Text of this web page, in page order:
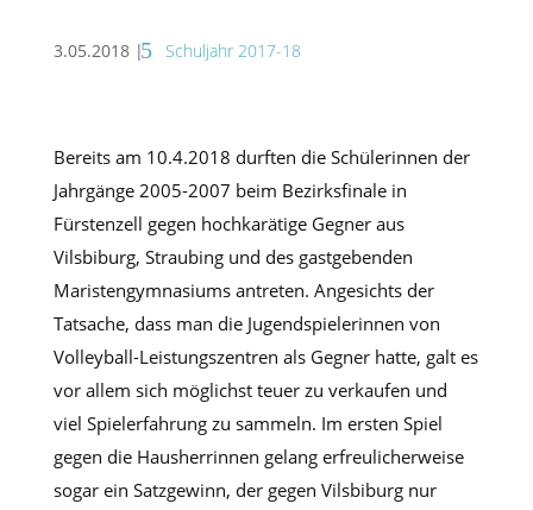
3.05.2018| Schuljahr 2017-18
Bereits am 10.4.2018 durften die Schülerinnen der
Jahrgänge 2005-2007 beim Bezirksfinale in
Fürstenzell gegen hochkarätige Gegner aus
Vilsbiburg, Straubing und des gastgebenden
Maristengymnasiums antreten. Angesichts der
Tatsache, dass man die Jugendspielerinnen von
Volleyball-Leistungszentren als Gegner hatte, galt es
vor allem sich möglichst teuer zu verkaufen und
viel Spielerfahrung zu sammeln. Im ersten Spiel
gegen die Hausherrinnen gelang erfreulicherweise
sogar ein Satzgewinn, der gegen Vilsbiburg nur